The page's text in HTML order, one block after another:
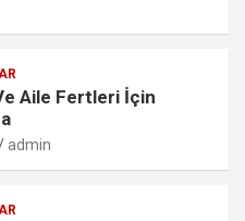
Aile Fertleri İçin
admin